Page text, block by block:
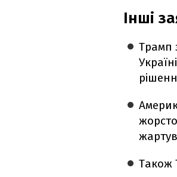
Інші
Трамп
Також